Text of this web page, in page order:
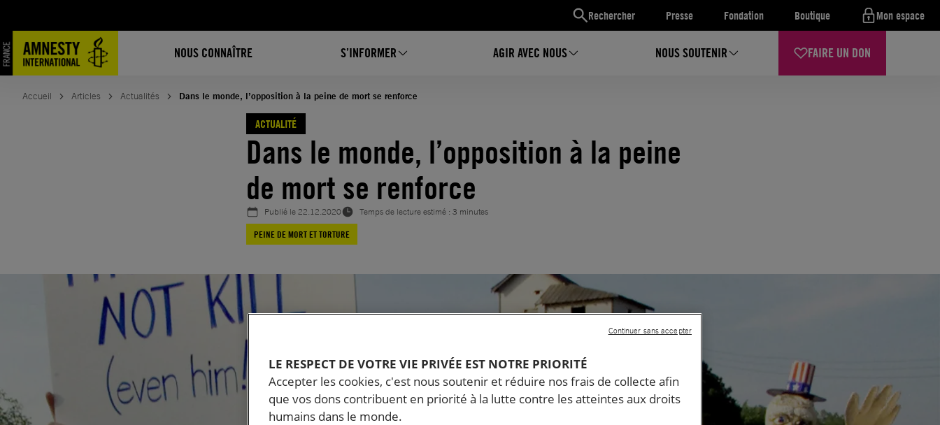
Rechercher Presse Fondation Boutique Mon espace
NOUS CONNAÎTRE S’INFORMER AGIR AVEC NOUS NOUS SOUTENIR FAIRE UN DON
contenu
Accueil Articles Actualités Dans le monde, l’opposition à la peine de mort se renforce
ACTUALITÉ
Dans le monde, l’opposition à la peine
de mort se renforce
Publié le22.12.2020
Temps de lecture estimé : 3 minutes
PEINE DE MORT ET TORTURE
LE RESPECT DE VOTRE VIE PRIVÉE EST NOTRE PRIORITÉ
Accepter les cookies, c'est nous soutenir et réduire nos frais de collecte afin
que vos dons contribuent en priorité à la lutte contre les atteintes aux droits
humains dans le monde.
Continuer sans accepter